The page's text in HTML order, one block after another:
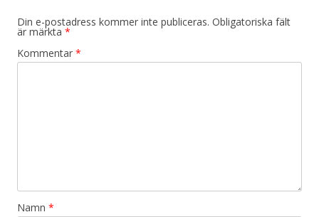
Din e-postadress kommer inte publiceras. Obligatoriska fält
är märkta *
Kommentar *
Namn *